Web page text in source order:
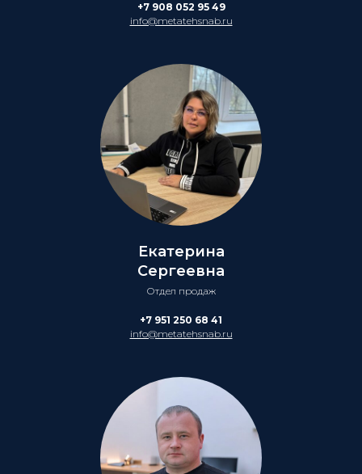
+7 908 052 95 49
info@metatehsnab.ru
Екатерина
Сергеевна
Отдел продаж
+7 951 250 68 41
info@metatehsnab.ru